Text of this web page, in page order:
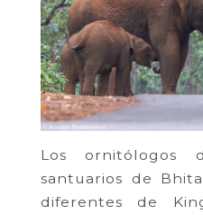
Los ornitólogos
santuarios de
diferentes de